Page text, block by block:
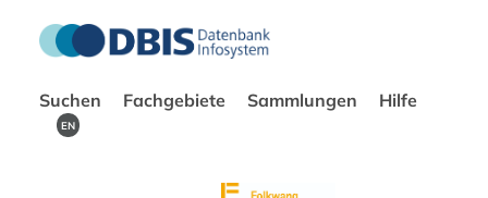
Suchen Fachgebiete Sammlungen Hilfe
EN